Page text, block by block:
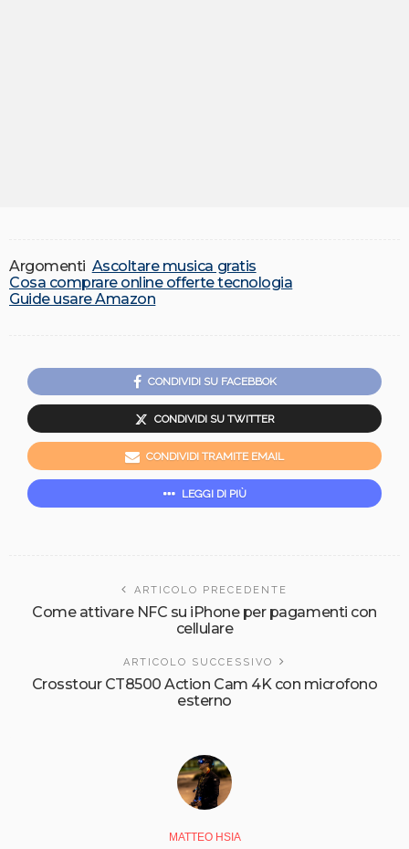
Argomenti Ascoltare musica gratis
Cosa comprare online offerte tecnologia
Guide usare Amazon
CONDIVIDI SU FACEBBOK
CONDIVIDI SU TWITTER
CONDIVIDI TRAMITE EMAIL
LEGGI DI PIÙ
ARTICOLO PRECEDENTE
Come attivare NFC su iPhone per pagamenti con
cellulare
ARTICOLO SUCCESSIVO
Crosstour CT8500 Action Cam 4K con microfono
esterno
MATTEO HSIA